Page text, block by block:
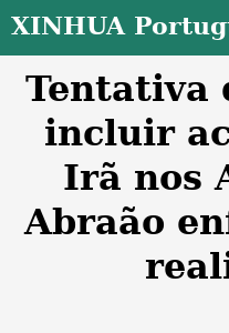
XINHUA
Tentativa
incluir
Irã nos
Abraão